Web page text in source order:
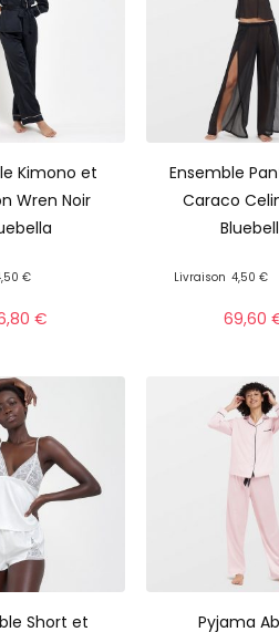
Kimono et
Wren Noir
€
€
Ensemble
Caraco
Livraison 4,50 €
69,60
Short et
Pyjama